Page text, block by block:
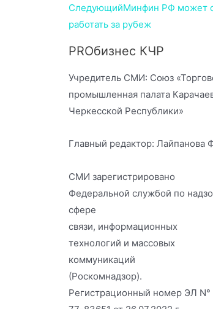
СледующийМинфин РФ может
работать за рубеж
PROбизнес КЧР
Учредитель СМИ: Союз
промышленная палата
Черкесской Республики»
Главный редактор: Лайпанова
СМИ зарегистрировано
Федеральной службой по
сфере
связи, информационных
технологий и массовых
коммуникаций
(Роскомнадзор).
Регистрационный номер ЭЛ